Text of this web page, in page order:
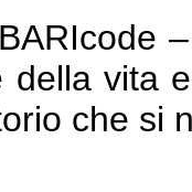
della vita
che si